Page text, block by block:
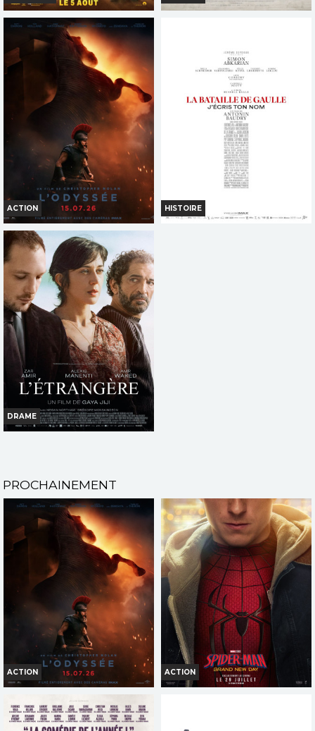
LA PAT' PATROUILLE : LE FILM
MISSION DINO
Horaires et Infos
Bande-annonce
Réservation
TOUT PUBLIC
VF
HI
Horaires et Infos
Bande-annonce
Réservation
TOUT PUBLIC
ACTION
L'ODYSSÉE
Horaires et Infos
Bande-annonce
Réservation
INT. -12ans
VF
HI
VI
HISTOIRE
DRAME
Bande-annonce
Réservation
TOUT PUBLIC
VF
HI
VI
PROCHAINEMENT
ACTION
L'ODYSSÉE
Horaires et Infos
ACTION